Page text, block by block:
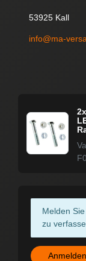
53925 Kall
info@ma-
Melden
zu
Anmelden